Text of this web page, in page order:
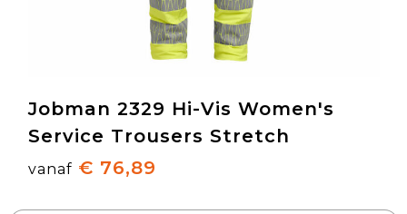
Jobman 2329 Hi-Vis Women's
Service Trousers Stretch
vanaf € 76,89